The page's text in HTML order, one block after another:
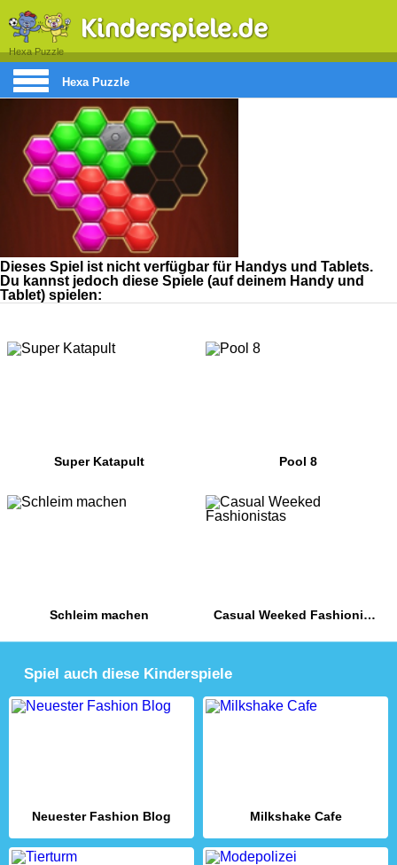
Hexa Puzzle
Hexa Puzzle
Dieses Spiel ist nicht verfügbar für Handys und Tablets.
Du kannst jedoch diese Spiele (auf deinem Handy und
Tablet) spielen:
Super Katapult Pool 8
Schleim machen Casual Weeked Fashionistas
Spiel auch diese Kinderspiele
Neuester Fashion Blog Milkshake Cafe